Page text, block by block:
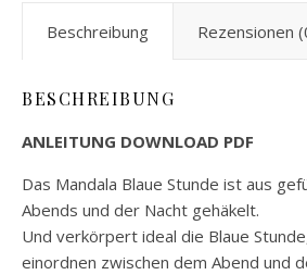
Beschreibung Rezensionen
BESCHREIBUNG
ANLEITUNG DOWNLOAD PDF
Das Mandala Blaue Stunde ist aus
Abends und der Nacht gehäkelt.
Und verkörpert ideal die Blaue
einordnen zwischen dem Abend und